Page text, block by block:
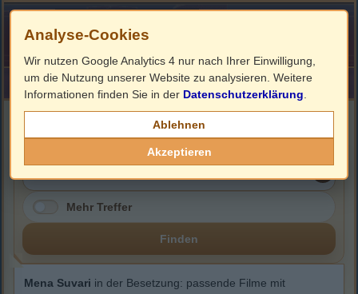
HOME ImpressumLinks
Mehr Treffer
Finden
Mena Suvari in der Besetzung: passende Filme mit
Analyse-Cookies
Wir nutzen Google Analytics 4 nur nach Ihrer Einwilligung,
um die Nutzung unserer Website zu analysieren. Weitere
Informationen finden Sie in der Datenschutzerklärung
Ablehnen
Akzeptieren